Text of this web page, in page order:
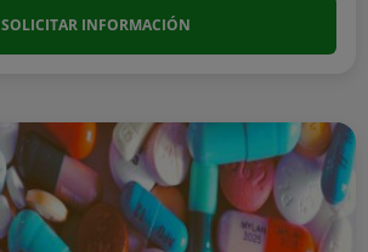
SOLICITAR INFORMACIÓN